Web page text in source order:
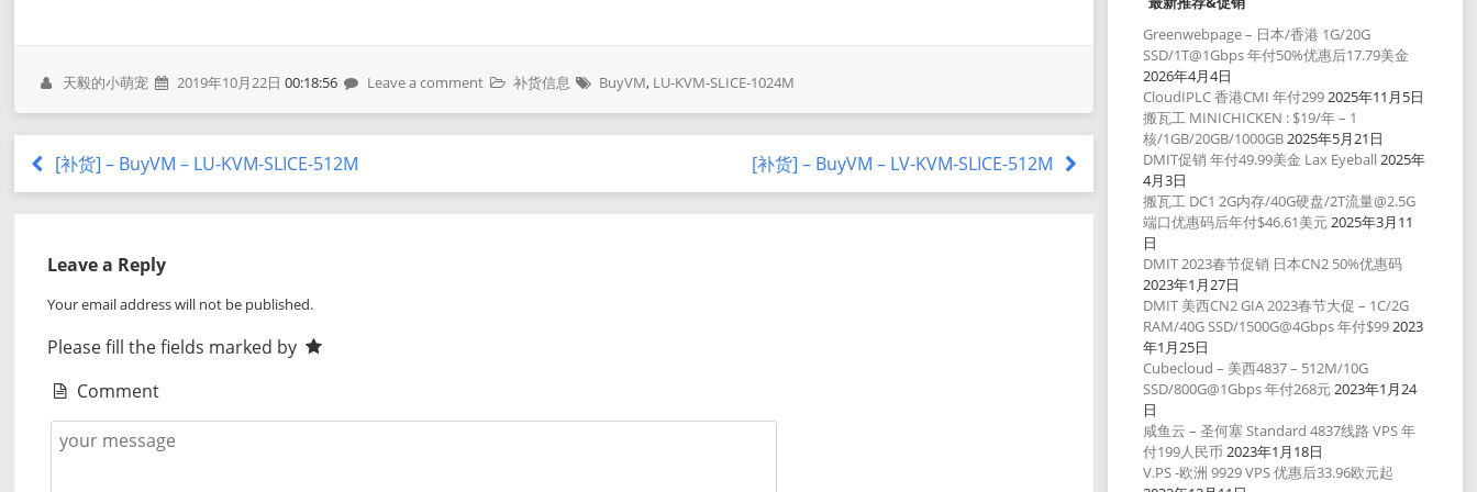
天毅的小萌宠 2019年10月22日 00:18:56 Leave a comment 补货信息 BuyVM, LU-KVM-SLICE-1024M
[补货] – BuyVM – LU-KVM-SLICE-512M [补货] – BuyVM – LV-KVM-SLICE-512M
Leave a Reply
Your email address will not be published.
Please fill the fields marked by
Comment
Greenwebpage – 日本/香港 1G/20G
SSD/1T@1Gbps 年付50%优惠后17.79美金
2026年4月4日
CloudIPLC 香港CMI 年付2992025年11月5日
搬瓦工 MINICHICKEN : $19/年 – 1
核/1GB/20GB/1000GB2025年5月21日
DMIT促销 年付49.99美金 Lax Eyeball 2025年
4月3日
搬瓦工 DC1 2G内存/40G硬盘/2T流量@2.5G
端口优惠码后年付$46.61美元2025年3月11
日
DMIT 2023春节促销 日本CN2 50%优惠码
2023年1月27日
DMIT 美西CN2 GIA 2023春节大促 – 1C/2G
RAM/40G SSD/1500G@4Gbps 年付$992023
年1月25日
Cubecloud – 美西4837 – 512M/10G
SSD/800G@1Gbps 年付268元2023年1月24
日
咸鱼云 – 圣何塞 Standard 4837线路 VPS 年
付199人民币 2023年1月18日
V.PS -欧洲 9929 VPS 优惠后33.96欧元起